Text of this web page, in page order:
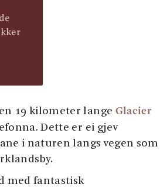
19 kilometer lange Glacier
Dette er ei gjev
i naturen langs vegen som
med fantastisk